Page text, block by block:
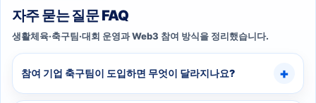
자주 묻는 질문 FAQ
생활체육·축구팀·대회 운영과 Web3 참여 방식을 정리했습니다.
참여 기업 축구팀이 도입하면 무엇이 달라지나요?